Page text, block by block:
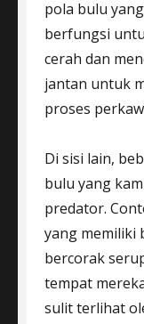
pola bulu
berfungsi
cerah dan
jantan untuk
proses
Di sisi lain,
bulu yang
predator.
yang memiliki
bercorak
tempat
sulit terlihat